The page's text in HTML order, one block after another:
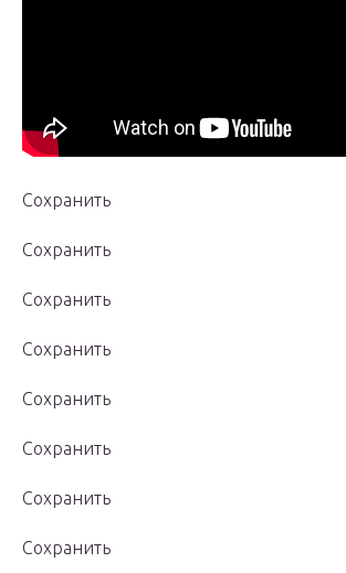
Сохранить
Сохранить
Сохранить
Сохранить
Сохранить
Сохранить
Сохранить
Сохранить